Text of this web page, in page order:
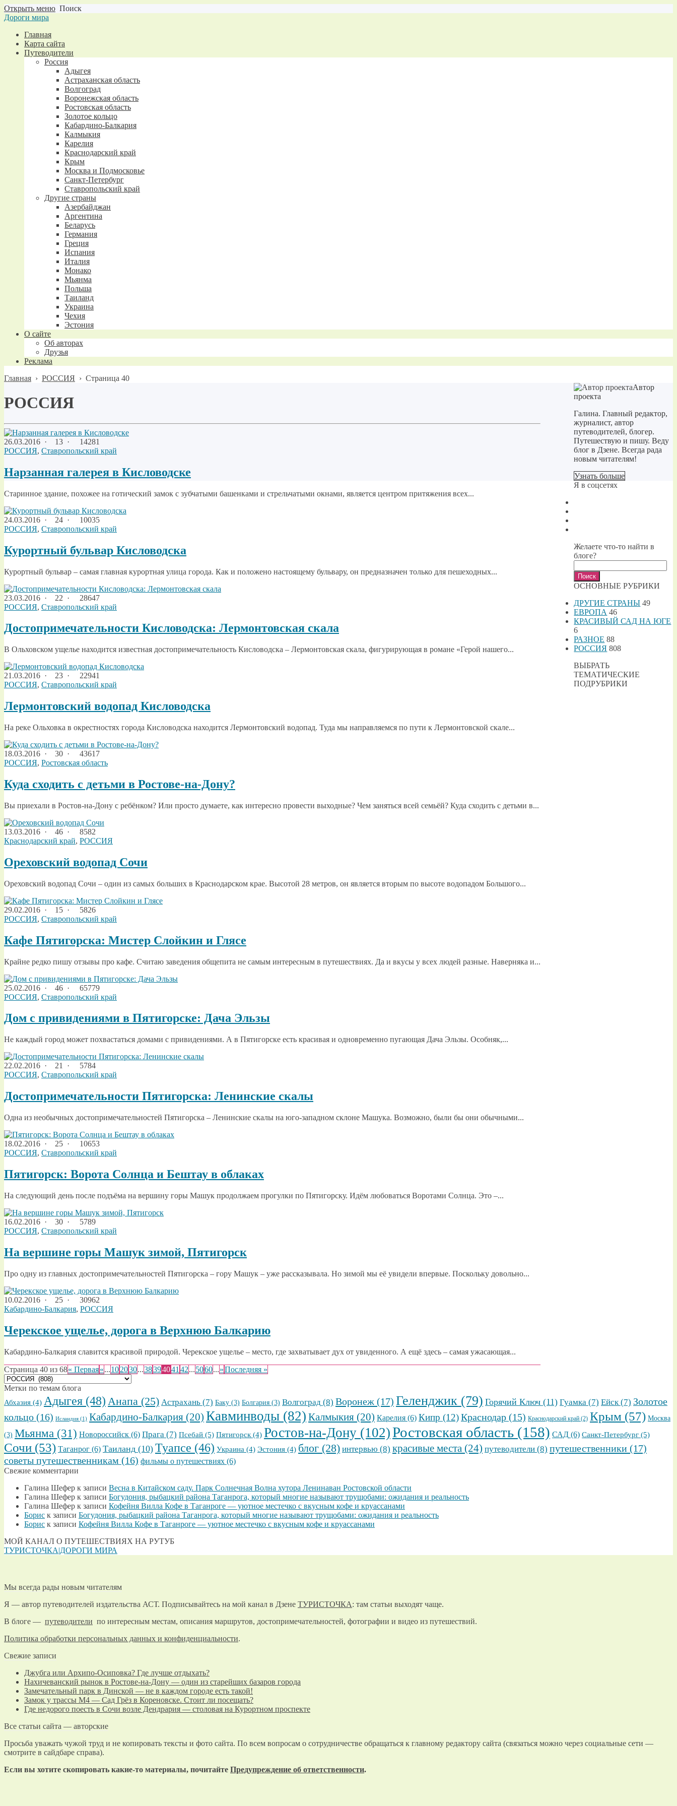
Открыть меню Поиск
Дороги мира
Главная
Карта сайта
Путеводители
Россия
Адыгея
Астраханская область
Волгоград
Воронежская область
Ростовская область
Золотое кольцо
Кабардино-Балкария
Калмыкия
Карелия
Краснодарский край
Крым
Москва и Подмосковье
Санкт-Петербург
Ставропольский край
Другие страны
Азербайджан
Аргентина
Беларусь
Германия
Греция
Испания
Италия
Монако
Мьянма
Польша
Таиланд
Украина
Чехия
Эстония
О сайте
Об авторах
Друзья
Реклама
Главная › РОССИЯ › Страница 40
РОССИЯ
26.03.2016 · 13 ·
14281
РОССИЯ, Ставропольский край
Нарзанная галерея в Кисловодске
Старинное здание, похожее на готический замок с зубчатыми башенками и стрельчатыми окнами, является центром притяжения всех...
24.03.2016 · 24 ·
10035
РОССИЯ, Ставропольский край
Курортный бульвар Кисловодска
Курортный бульвар – самая главная курортная улица города. Как и положено настоящему бульвару, он предназначен только для пешеходных...
23.03.2016 · 22 ·
28647
РОССИЯ, Ставропольский край
Достопримечательности Кисловодска: Лермонтовская скала
В Ольховском ущелье находится известная достопримечательность Кисловодска – Лермонтовская скала, фигурирующая в романе «Герой нашего...
21.03.2016 · 23 ·
22941
РОССИЯ, Ставропольский край
Лермонтовский водопад Кисловодска
На реке Ольховка в окрестностях города Кисловодска находится Лермонтовский водопад. Туда мы направляемся по пути к Лермонтовской скале...
18.03.2016 · 30 ·
43617
РОССИЯ, Ростовская область
Куда сходить с детьми в Ростове-на-Дону?
Вы приехали в Ростов-на-Дону с ребёнком? Или просто думаете, как интересно провести выходные? Чем заняться всей семьёй? Куда сходить с детьми в...
13.03.2016 · 46 ·
8582
Краснодарский край, РОССИЯ
Ореховский водопад Сочи
Ореховский водопад Сочи – один из самых больших в Краснодарском крае. Высотой 28 метров, он является вторым по высоте водопадом Большого...
29.02.2016 · 15 ·
5826
РОССИЯ, Ставропольский край
Кафе Пятигорска: Мистер Слойкин и Глясе
Крайне редко пишу отзывы про кафе. Считаю заведения общепита не самым интересным в путешествиях. Да и вкусы у всех людей разные. Наверняка и...
25.02.2016 · 46 ·
65779
РОССИЯ, Ставропольский край
Дом с привидениями в Пятигорске: Дача Эльзы
Не каждый город может похвастаться домами с привидениями. А в Пятигорске есть красивая и одновременно пугающая Дача Эльзы. Особняк,...
22.02.2016 · 21 ·
5784
РОССИЯ, Ставропольский край
Достопримечательности Пятигорска: Ленинские скалы
Одна из необычных достопримечательностей Пятигорска – Ленинские скалы на юго-западном склоне Машука. Возможно, были бы они обычными...
18.02.2016 · 25 ·
10653
РОССИЯ, Ставропольский край
Пятигорск: Ворота Солнца и Бештау в облаках
На следующий день после подъёма на вершину горы Машук продолжаем прогулки по Пятигорску. Идём любоваться Воротами Солнца. Это –...
16.02.2016 · 30 ·
5789
РОССИЯ, Ставропольский край
На вершине горы Машук зимой, Пятигорск
Про одну из главных достопримечательностей Пятигорска – гору Машук – уже рассказывала. Но зимой мы её увидели впервые. Поскольку довольно...
10.02.2016 · 25 ·
30962
Кабардино-Балкария, РОССИЯ
Черекское ущелье, дорога в Верхнюю Балкарию
Кабардино-Балкария славится красивой природой. Черекское ущелье – место, где захватывает дух от увиденного. А ещё здесь – самая ужасающая...
Страница 40 из 68« Первая«...102030...38394041 42...5060...»Последняя »
Автор
проекта
Галина. Главный редактор,
журналист, автор
путеводителей, блогер.
Путешествую и пишу. Веду
блог в Дзене. Всегда рада
новым читателям!
Узнать больше
Я в соцсетях
Желаете что-то найти в
блоге?
ОСНОВНЫЕ РУБРИКИ
ДРУГИЕ СТРАНЫ 49
ЕВРОПА 46
КРАСИВЫЙ САД НА ЮГЕ
6
РАЗНОЕ 88
РОССИЯ 808
ВЫБРАТЬ
ТЕМАТИЧЕСКИЕ
ПОДРУБРИКИ
ВЫБРАТЬ
ТЕМАТИЧЕСКИЕ
ПОДРУБРИКИ
Метки по темам блога
Абхазия (4) Адыгея (48) Анапа (25) Астрахань (7) Баку (3) Болгария (3) Волгоград (8) Воронеж (17) Геленджик (79) Горячий Ключ (11) Гуамка (7) Ейск (7) Золотое
кольцо (16) Исландия (1) Кабардино-Балкария (20) Кавминводы (82) Калмыкия (20) Карелия (6) Кипр (12)Краснодар (15) Краснодарский край (2) Крым (57) Москва
(3) Мьянма (31) Новороссийск (6) Прага (7) Псебай (5) Пятигорск (4) Ростов-на-Дону (102)Ростовская область (158) САД (6) Санкт-Петербург (5)
Сочи (53) Таганрог (6) Таиланд (10) Туапсе (46) Украина (4) Эстония (4) блог (28) интервью (8) красивые места (24) путеводители (8) путешественники (17)
советы путешественникам (16) фильмы о путешествиях (6)
Свежие комментарии
Галина Шефер к записи Весна в Китайском саду. Парк Солнечная Волна хутора Ленинаван Ростовской области
Галина Шефер к записи Богудония, рыбацкий района Таганрога, который многие называют трущобами: ожидания и реальность
Галина Шефер к записи Кофейня Вилла Кофе в Таганроге — уютное местечко с вкусным кофе и круассанами
Борис к записи Богудония, рыбацкий района Таганрога, который многие называют трущобами: ожидания и реальность
Борис к записи Кофейня Вилла Кофе в Таганроге — уютное местечко с вкусным кофе и круассанами
МОЙ КАНАЛ О ПУТЕШЕСТВИЯХ НА РУТУБ
ТУРИСТОЧКА|ДОРОГИ МИРА
Мы всегда рады новым читателям
Я — автор путеводителей издательства АСТ. Подписывайтесь на мой канал в Дзене ТУРИСТОЧКА: там статьи выходят чаще.
В блоге — путеводители по интересным местам, описания маршрутов, достопримечательностей, фотографии и видео из путешествий.
Политика обработки персональных данных и конфиденциальности.
Свежие записи
Джубга или Архипо-Осиповка? Где лучше отдыхать?
Нахичеванский рынок в Ростове-на-Дону — один из старейших базаров города
Замечательный парк в Динской — не в каждом городе есть такой!
Замок у трассы М4 — Сад Грёз в Кореновске. Стоит ли посещать?
Где недорого поесть в Сочи возле Дендрария — столовая на Курортном проспекте
Все статьи сайта — авторские
Просьба уважать чужой труд и не копировать тексты и фото сайта. По всем вопросам о сотрудничестве обращаться к главному редактору сайта (связаться можно через социальные сети —
смотрите в сайдбаре справа).
Если вы хотите скопировать какие-то материалы, почитайте Предупреждение об ответственности.